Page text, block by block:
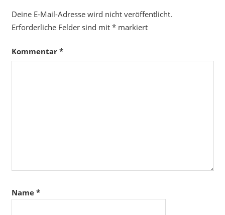
Deine E-Mail-Adresse wird nicht veröffentlicht.
Erforderliche Felder sind mit *markiert
Kommentar *
Name *